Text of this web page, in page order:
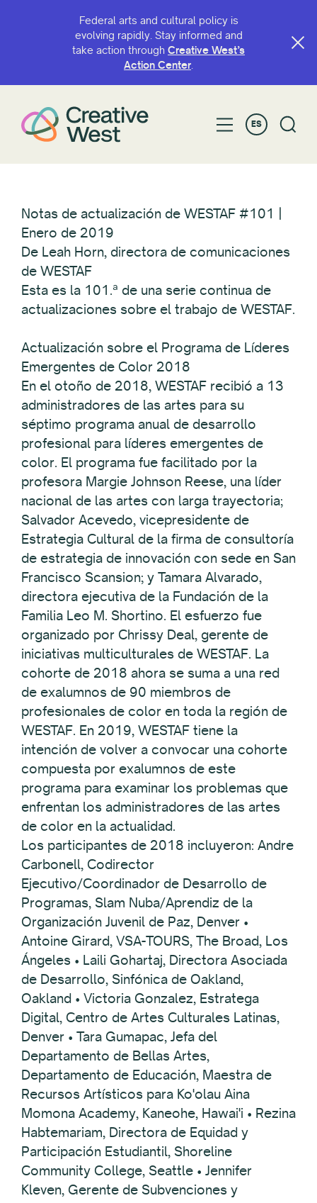
Federal arts and cultural policy is
evolving rapidly. Stay informed and
take action through Creative West’s
Action Center.
ES
Notas de actualización de WESTAF #101 |
Enero de 2019
De Leah Horn, directora de comunicaciones
de WESTAF
Esta es la 101.ª de una serie continua de
actualizaciones sobre el trabajo de WESTAF.
Actualización sobre el Programa de Líderes
Emergentes de Color 2018
En el otoño de 2018, WESTAF recibió a 13
administradores de las artes para su
séptimo programa anual de desarrollo
profesional para líderes emergentes de
color. El programa fue facilitado por la
profesora Margie Johnson Reese, una líder
nacional de las artes con larga trayectoria;
Salvador Acevedo, vicepresidente de
Estrategia Cultural de la firma de consultoría
de estrategia de innovación con sede en San
Francisco Scansion; y Tamara Alvarado,
directora ejecutiva de la Fundación de la
Familia Leo M. Shortino. El esfuerzo fue
organizado por Chrissy Deal, gerente de
iniciativas multiculturales de WESTAF. La
cohorte de 2018 ahora se suma a una red
de exalumnos de 90 miembros de
profesionales de color en toda la región de
WESTAF. En 2019, WESTAF tiene la
intención de volver a convocar una cohorte
compuesta por exalumnos de este
programa para examinar los problemas que
enfrentan los administradores de las artes
de color en la actualidad.
Los participantes de 2018 incluyeron: Andre
Carbonell, Codirector
Ejecutivo/Coordinador de Desarrollo de
Programas, Slam Nuba/Aprendiz de la
Organización Juvenil de Paz, Denver •
Antoine Girard, VSA-TOURS, The Broad, Los
Ángeles • Laili Gohartaj, Directora Asociada
de Desarrollo, Sinfónica de Oakland,
Oakland • Victoria Gonzalez, Estratega
Digital, Centro de Artes Culturales Latinas,
Denver • Tara Gumapac, Jefa del
Departamento de Bellas Artes,
Departamento de Educación, Maestra de
Recursos Artísticos para Ko'olau Aina
Momona Academy, Kaneohe, Hawai'i • Rezina
Habtemariam, Directora de Equidad y
Participación Estudiantil, Shoreline
Community College, Seattle • Jennifer
Kleven, Gerente de Subvenciones y